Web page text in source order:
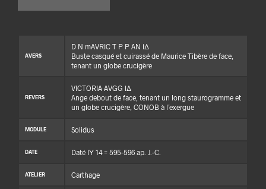
AVERS
D N mAVRIC T P P AN ΙΔ
Buste casqué et cuirassé de Maurice Tibère de face,
tenant un globe crucigère
REVERS
VICTORIA AVGG ΙΔ
Ange debout de face, tenant un long staurogramme et
un globe crucigère, CONOB à l’exergue
MODULE Solidus
DATE Daté IY 14 = 595-596 ap. J.-C.
ATELIER Carthage